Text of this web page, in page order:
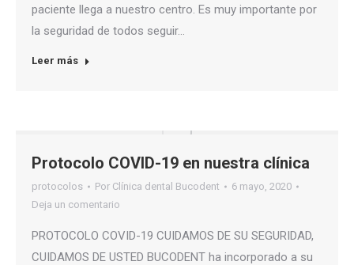
paciente llega a nuestro centro. Es muy importante por
la seguridad de todos seguir…
Leer más
Protocolo COVID-19 en nuestra clínica
protocolos Por Clínica dental Bucodent
6 mayo, 2020
Deja un comentario
PROTOCOLO COVID-19 CUIDAMOS DE SU SEGURIDAD,
CUIDAMOS DE USTED BUCODENT ha incorporado a su